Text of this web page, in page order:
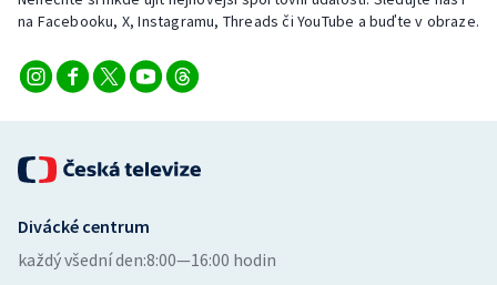
Veslování
Vodní slalom
Volejbal
Ostatní
na Facebooku, X, Instagramu, Threads či YouTube a buďte v obraze.
Divácké centrum
každý všední den:8:00—16:00 hodin